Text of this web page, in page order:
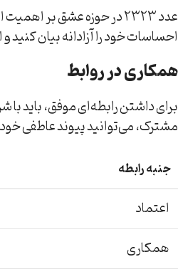
عدد 2323 در حوزه عشق بر
احساسات خود را آزادانه بیان
همکاری در روابط
برای داشتن رابطه‌ای موفق، باید با شریک زندگی خود به‌صورت تیمی کار
مشترک، می‌توانید پیوند عاطفی
جنبه رابطه
اعتماد
همکاری